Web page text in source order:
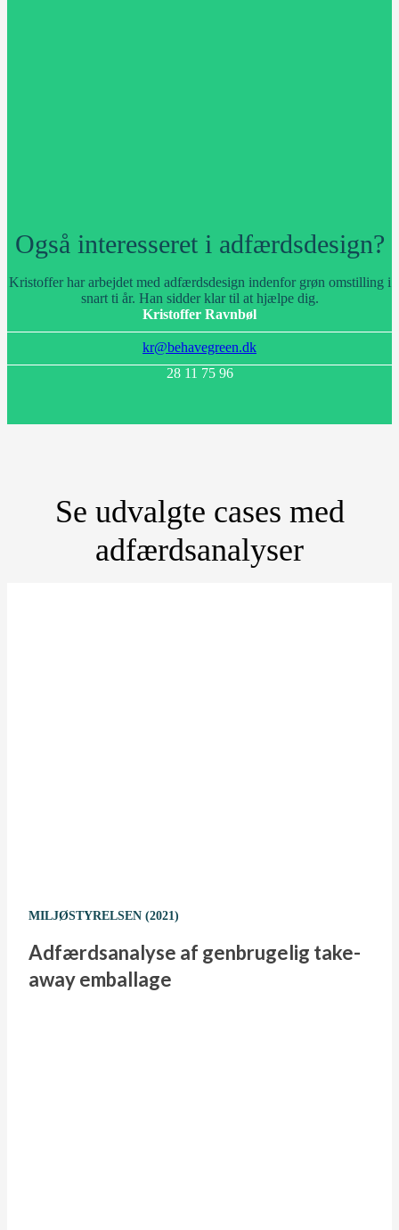
Også interesseret i adfærdsdesign?
Kristoffer har arbejdet med adfærdsdesign indenfor grøn omstilling i
snart ti år. Han sidder klar til at hjælpe dig.
Kristoffer Ravnbøl
kr@behavegreen.dk
28 11 75 96
Se udvalgte cases med
adfærdsanalyser
MILJØSTYRELSEN (2021)
Adfærdsanalyse af genbrugelig take-
away emballage